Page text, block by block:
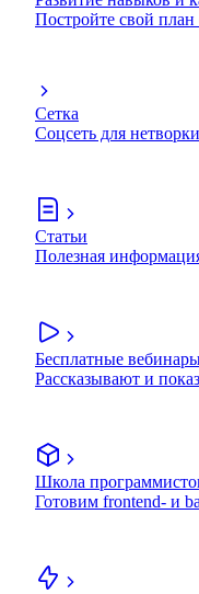
Постройте свой план
Сетка
Соцсеть для
Статьи
Полезная
Бесплатные
Рассказывают и
Школа
Готовим frontend- и